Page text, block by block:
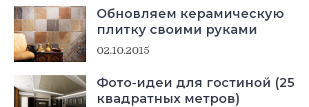
Обновляем керамическую
плитку своими руками
02.10.2015
Фото-идеи для гостиной (25
квадратных метров)